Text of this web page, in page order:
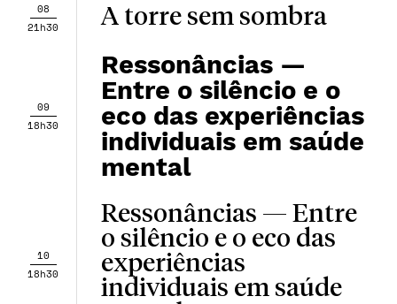
08
21h30
A torre sem sombra
09
18h30
Ressonâncias —
Entre o silêncio e o
eco das experiências
individuais em saúde
mental
10
18h30
Ressonâncias — Entre
o silêncio e o eco das
experiências
individuais em saúde